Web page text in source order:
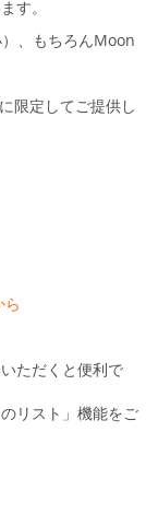
す。
、もちろんMoon
限定してご提供し
ら
ただくと便利で
リスト」機能をご